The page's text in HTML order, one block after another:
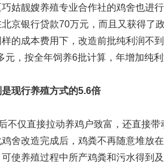
靓嫂养殖专业合作社的鸡舍也进行
京银行贷款70万元，而且又获得了
的成本费用下，改造前批纯利润不
元，按全年饲养6批计算，年增加纯利
现行养殖方式的5.6倍
仅直接拉动养鸡户致富，还直接带
舍改造完成后，鸡粪不再随意堆放
使养殖过程中所产鸡粪和污水得到